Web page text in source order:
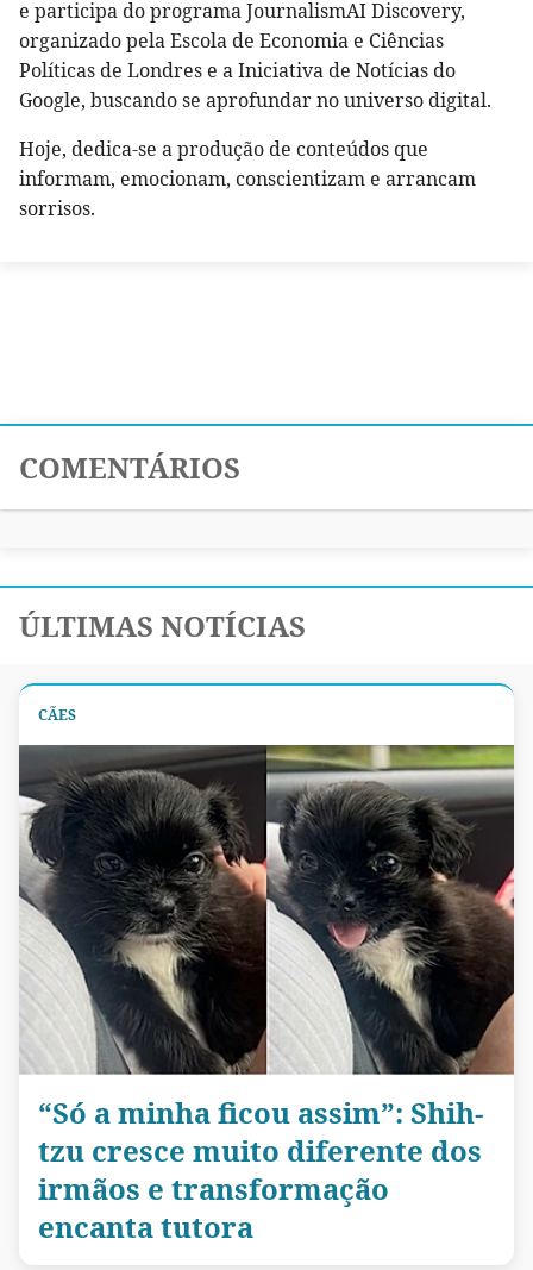
e participa do programa JournalismAI Discovery,
organizado pela Escola de Economia e Ciências
Políticas de Londres e a Iniciativa de Notícias do
Google, buscando se aprofundar no universo digital.
Hoje, dedica-se a produção de conteúdos que
informam, emocionam, conscientizam e arrancam
sorrisos.
COMENTÁRIOS
ÚLTIMAS NOTÍCIAS
CÃES
“Só a minha ficou assim”: Shih-
tzu cresce muito diferente dos
irmãos e transformação
encanta tutora